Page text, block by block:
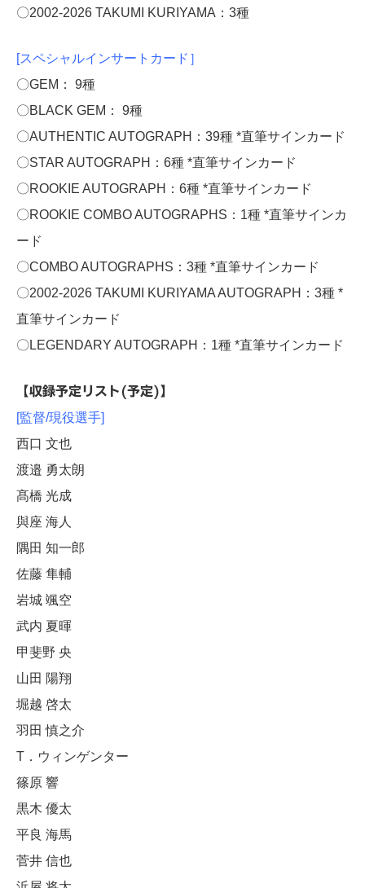
〇2002-2026 TAKUMI KURIYAMA：3種
[スペシャルインサートカード］
〇GEM： 9種
〇BLACK GEM： 9種
〇AUTHENTIC AUTOGRAPH：39種 *直筆サインカード
〇STAR AUTOGRAPH：6種 *直筆サインカード
〇ROOKIE AUTOGRAPH：6種 *直筆サインカード
〇ROOKIE COMBO AUTOGRAPHS：1種 *直筆サインカ
ード
〇COMBO AUTOGRAPHS：3種 *直筆サインカード
〇2002-2026 TAKUMI KURIYAMA AUTOGRAPH：3種 *
直筆サインカード
〇LEGENDARY AUTOGRAPH：1種 *直筆サインカード
【収録予定リスト(予定)】
[監督/現役選手]
西口 文也
渡邉 勇太朗
髙橋 光成
與座 海人
隅田 知一郎
佐藤 隼輔
岩城 颯空
武内 夏暉
甲斐野 央
山田 陽翔
堀越 啓太
羽田 慎之介
T．ウィンゲンター
篠原 響
黒木 優太
平良 海馬
菅井 信也